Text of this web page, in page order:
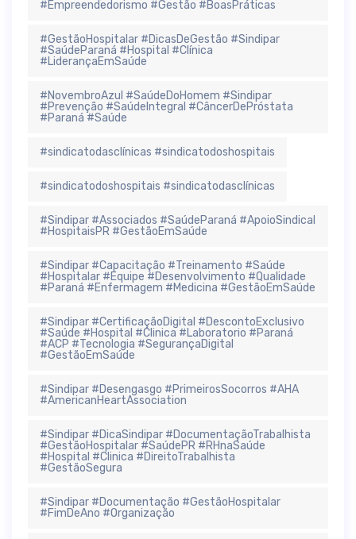
#Empreendedorismo #Gestão #BoasPráticas
#GestãoHospitalar #DicasDeGestão #Sindipar
#SaúdeParaná #Hospital #Clínica
#LiderançaEmSaúde
#NovembroAzul #SaúdeDoHomem #Sindipar
#Prevenção #SaúdeIntegral #CâncerDePróstata
#Paraná #Saúde
#sindicatodasclínicas #sindicatodoshospitais
#sindicatodoshospitais #sindicatodasclínicas
#Sindipar #Associados #SaúdeParaná #ApoioSindical
#HospitaisPR #GestãoEmSaúde
#Sindipar #Capacitação #Treinamento #Saúde
#Hospitalar #Equipe #Desenvolvimento #Qualidade
#Paraná #Enfermagem #Medicina #GestãoEmSaúde
#Sindipar #CertificaçãoDigital #DescontoExclusivo
#Saúde #Hospital #Clinica #Laboratorio #Paraná
#ACP #Tecnologia #SegurançaDigital
#GestãoEmSaúde
#Sindipar #Desengasgo #PrimeirosSocorros #AHA
#AmericanHeartAssociation
#Sindipar #DicaSindipar #DocumentaçãoTrabalhista
#GestãoHospitalar #SaúdePR #RHnaSaúde
#Hospital #Clinica #DireitoTrabalhista
#GestãoSegura
#Sindipar #Documentação #GestãoHospitalar
#FimDeAno #Organização